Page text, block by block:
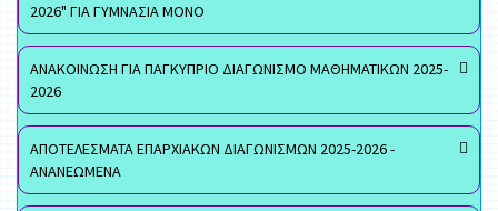
2026" ΓΙΑ ΓΥΜΝΑΣΙΑ ΜΟΝΟ
ΑΝΑΚΟΙΝΩΣΗ ΓΙΑ ΠΑΓΚΥΠΡΙΟ ΔΙΑΓΩΝΙΣΜΟ ΜΑΘΗΜΑΤΙΚΩΝ 2025-
2026
ΑΠΟΤΕΛΕΣΜΑΤΑ ΕΠΑΡΧΙΑΚΩΝ ΔΙΑΓΩΝΙΣΜΩΝ 2025-2026 -
ΑΝΑΝΕΩΜΕΝΑ